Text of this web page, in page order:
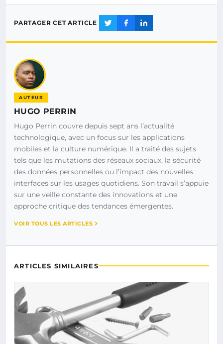
PARTAGER CET ARTICLE
AUTEUR
HUGO PERRIN
Hugo Perrin couvre depuis sept ans l’actualité
technologique, avec un focus sur les applications
mobiles et la culture numérique. Il a traité des sujets
tels que les mutations des réseaux sociaux, la sécurité
des données personnelles ou l’impact des nouvelles
interfaces sur les usages quotidiens. Son travail s’appuie
sur une veille constante des innovations et une
approche critique des tendances émergentes.
VOIR TOUS LES ARTICLES
ARTICLES SIMILAIRES